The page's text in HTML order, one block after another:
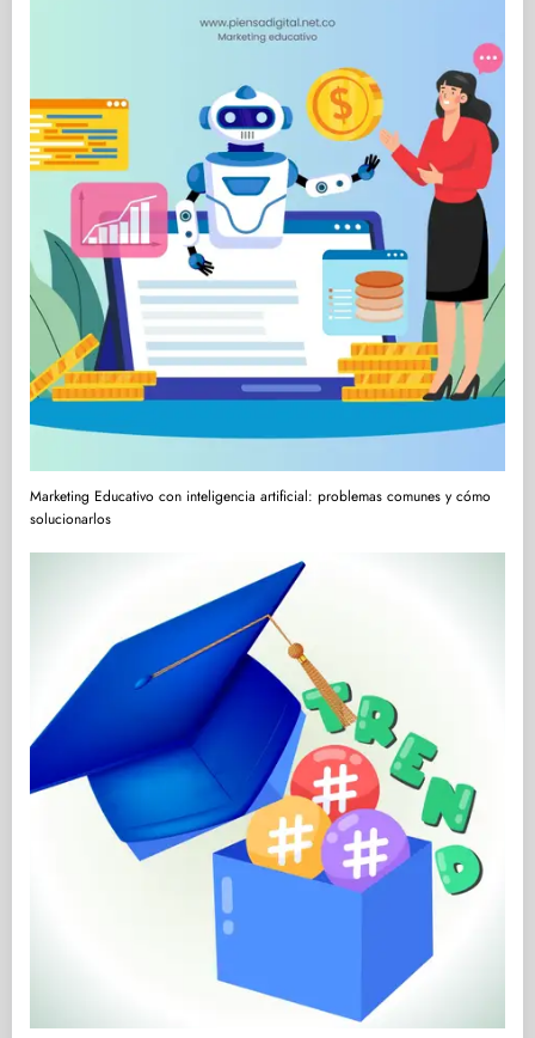
Marketing Educativo con inteligencia artificial: problemas comunes y cómo
solucionarlos